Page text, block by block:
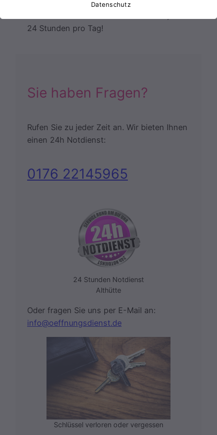
oder Schloss von einem echten
24 Stunden pro Tag!
Sie haben Fragen?
Rufen Sie zu jeder Zeit an. Wir bieten Ihnen
einen 24h Notdienst:
0176 22145965
24 Stunden Notdienst
Althütte
Oder fragen Sie uns per E-Mail an:
info@oeffnungsdienst.de
Schlüssel verloren oder vergessen
Datenschutz